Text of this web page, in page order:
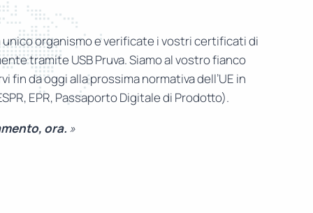
organismo e verificate i vostri certificati di
tramite USB Pruva. Siamo al vostro fianco
fin da oggi alla prossima normativa dell’UE in
EPR, Passaporto Digitale di Prodotto).
ora. »